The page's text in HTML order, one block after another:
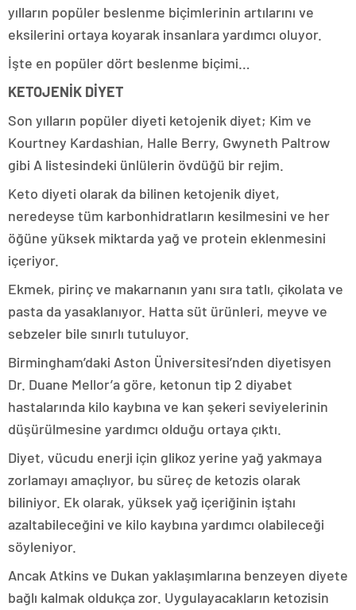
yılların popüler beslenme biçimlerinin artılarını ve
eksilerini ortaya koyarak insanlara yardımcı oluyor.
İşte en popüler dört beslenme biçimi…
KETOJENİK DİYET
Son yılların popüler diyeti ketojenik diyet; Kim ve
Kourtney Kardashian, Halle Berry, Gwyneth Paltrow
gibi A listesindeki ünlülerin övdüğü bir rejim.
Keto diyeti olarak da bilinen ketojenik diyet,
neredeyse tüm karbonhidratların kesilmesini ve her
öğüne yüksek miktarda yağ ve protein eklenmesini
içeriyor.
Ekmek, pirinç ve makarnanın yanı sıra tatlı, çikolata ve
pasta da yasaklanıyor. Hatta süt ürünleri, meyve ve
sebzeler bile sınırlı tutuluyor.
Birmingham’daki Aston Üniversitesi’nden diyetisyen
Dr. Duane Mellor’a göre, ketonun tip 2 diyabet
hastalarında kilo kaybına ve kan şekeri seviyelerinin
düşürülmesine yardımcı olduğu ortaya çıktı.
Diyet, vücudu enerji için glikoz yerine yağ yakmaya
zorlamayı amaçlıyor, bu süreç de ketozis olarak
biliniyor. Ek olarak, yüksek yağ içeriğinin iştahı
azaltabileceğini ve kilo kaybına yardımcı olabileceği
söyleniyor.
Ancak Atkins ve Dukan yaklaşımlarına benzeyen diyete
bağlı kalmak oldukça zor. Uygulayacakların ketozisin